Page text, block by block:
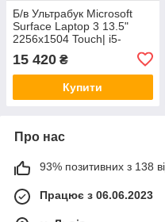
Б/в Ультрабук Microsoft
Surface Laptop 3 13.5"
2256x1504 Touch| i5-
1035G7| 8GB RAM| 256GB
SSD| Iris Plus
15 420 ₴
Купити
Про нас
93% позитивних з 138
Працює з 06.06.2023